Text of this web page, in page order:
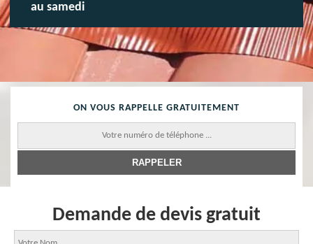
au samedi
ON VOUS RAPPELLE GRATUITEMENT
Demande de devis gratuit